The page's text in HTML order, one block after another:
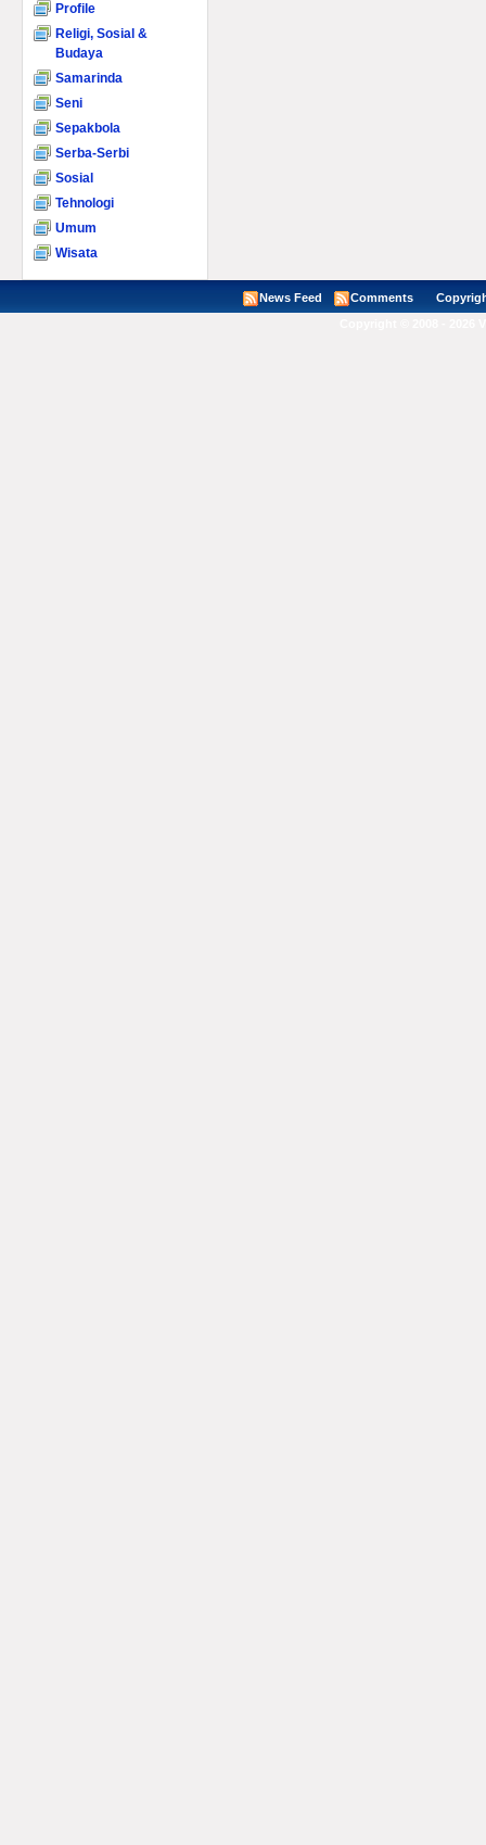
Profile
Religi, Sosial &
Budaya
Samarinda
Seni
Sepakbola
Serba-Serbi
Sosial
Tehnologi
Umum
Wisata
News Feed Comments Copyright